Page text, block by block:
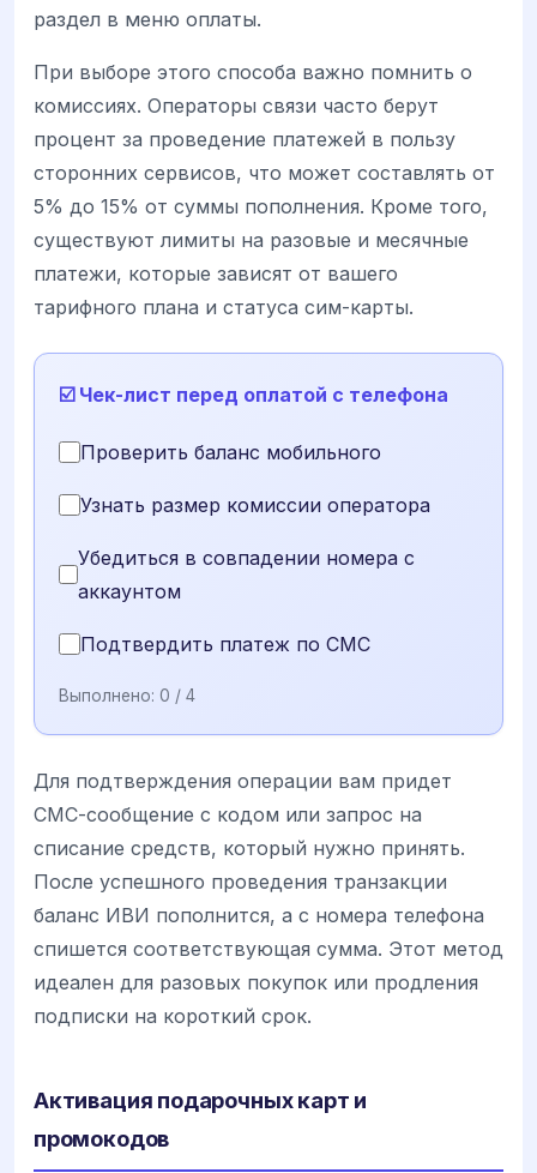
раздел в меню оплаты.
При выборе этого способа важно помнить о
комиссиях. Операторы связи часто берут
процент за проведение платежей в пользу
сторонних сервисов, что может составлять от
5% до 15% от суммы пополнения. Кроме того,
существуют лимиты на разовые и месячные
платежи, которые зависят от вашего
тарифного плана и статуса сим-карты.
☑️ Чек-лист перед оплатой с телефона
Проверить баланс мобильного
Узнать размер комиссии оператора
Убедиться в совпадении номера с
аккаунтом
Подтвердить платеж по СМС
Выполнено: 0 / 4
Для подтверждения операции вам придет
СМС-сообщение с кодом или запрос на
списание средств, который нужно принять.
После успешного проведения транзакции
баланс ИВИ пополнится, а с номера телефона
спишется соответствующая сумма. Этот метод
идеален для разовых покупок или продления
подписки на короткий срок.
Активация подарочных карт и
промокодов